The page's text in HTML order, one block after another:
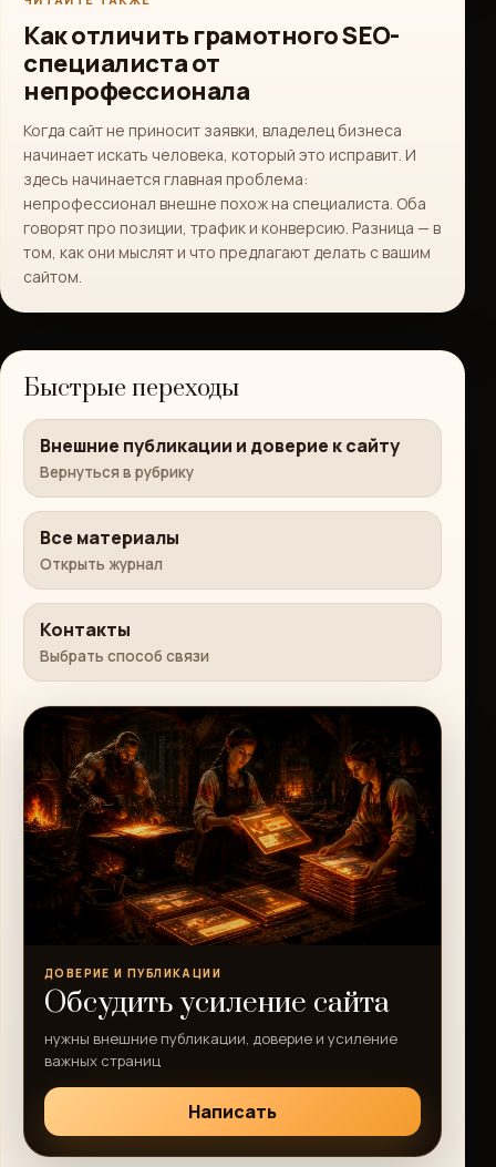
Как отличить грамотного SEO-
специалиста от
непрофессионала
Когда сайт не приносит заявки, владелец бизнеса
начинает искать человека, который это исправит. И
здесь начинается главная проблема:
непрофессионал внешне похож на специалиста. Оба
говорят про позиции, трафик и конверсию. Разница — в
том, как они мыслят и что предлагают делать с вашим
сайтом.
Быстрые переходы
Внешние публикации и доверие к сайту
Вернуться в рубрику
Все материалы
Открыть журнал
Контакты
Выбрать способ связи
ДОВЕРИЕ И ПУБЛИКАЦИИ
Обсудить усиление сайта
нужны внешние публикации, доверие и усиление
важных страниц
Написать